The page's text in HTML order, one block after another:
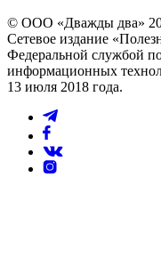
© ООО «Дважды два»
Сетевое издание
Федеральной службой
информационных
13 июля 2018 года.